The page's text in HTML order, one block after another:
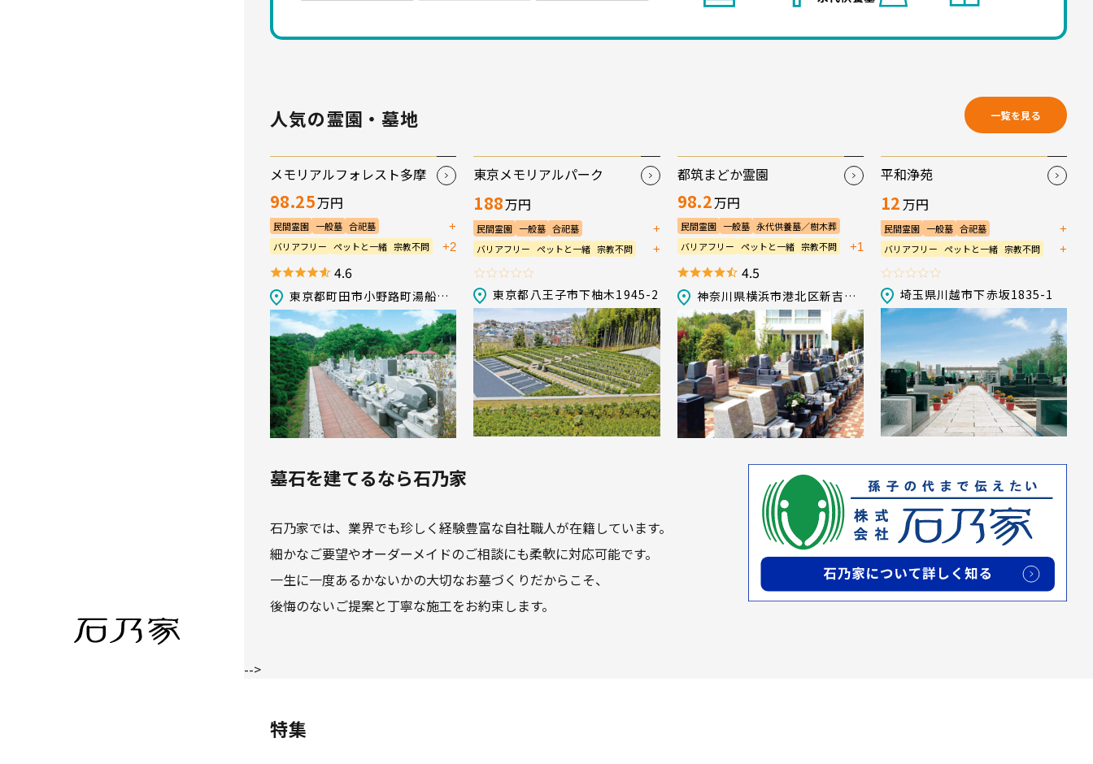
人気の霊園・墓地
メモリアルフォレスト多摩
98.25万円
民間霊園 一般墓 合祀墓
永代供養墓／樹木葬
+
バリアフリー ペットと一緒 宗教不問
送迎バス
駐車場
+2
4.6
東京都町田市小野路町湯船2356-2
東京メモリアルパーク
188万円
民間霊園 一般墓 合祀墓
永代供養墓／樹木葬
+
バリアフリー ペットと一緒 宗教不問
生前申込可
法要施設
+
東京都八王子市下柚木1945-2
都筑まどか霊園
98.2万円
民間霊園 一般墓 永代供養墓／樹木葬
バリアフリー ペットと一緒 宗教不問
駐車場
+1
4.5
神奈川県横浜市港北区新吉田町5277-1
平和浄苑
12万円
民間霊園 一般墓 合祀墓
永代供養墓／樹木葬
+
バリアフリー ペットと一緒 宗教不問
生前申込可
法要施設
+
埼玉県川越市下赤坂1835-1
一覧を見る
墓石を建てるなら石乃家
石乃家では、業界でも珍しく経験豊富な自社職人が在籍しています。
細かなご要望やオーダーメイドのご相談にも柔軟に対応可能です。
一生に一度あるかないかの大切なお墓づくりだからこそ、
後悔のないご提案と丁寧な施工をお約束します。
-->
特集